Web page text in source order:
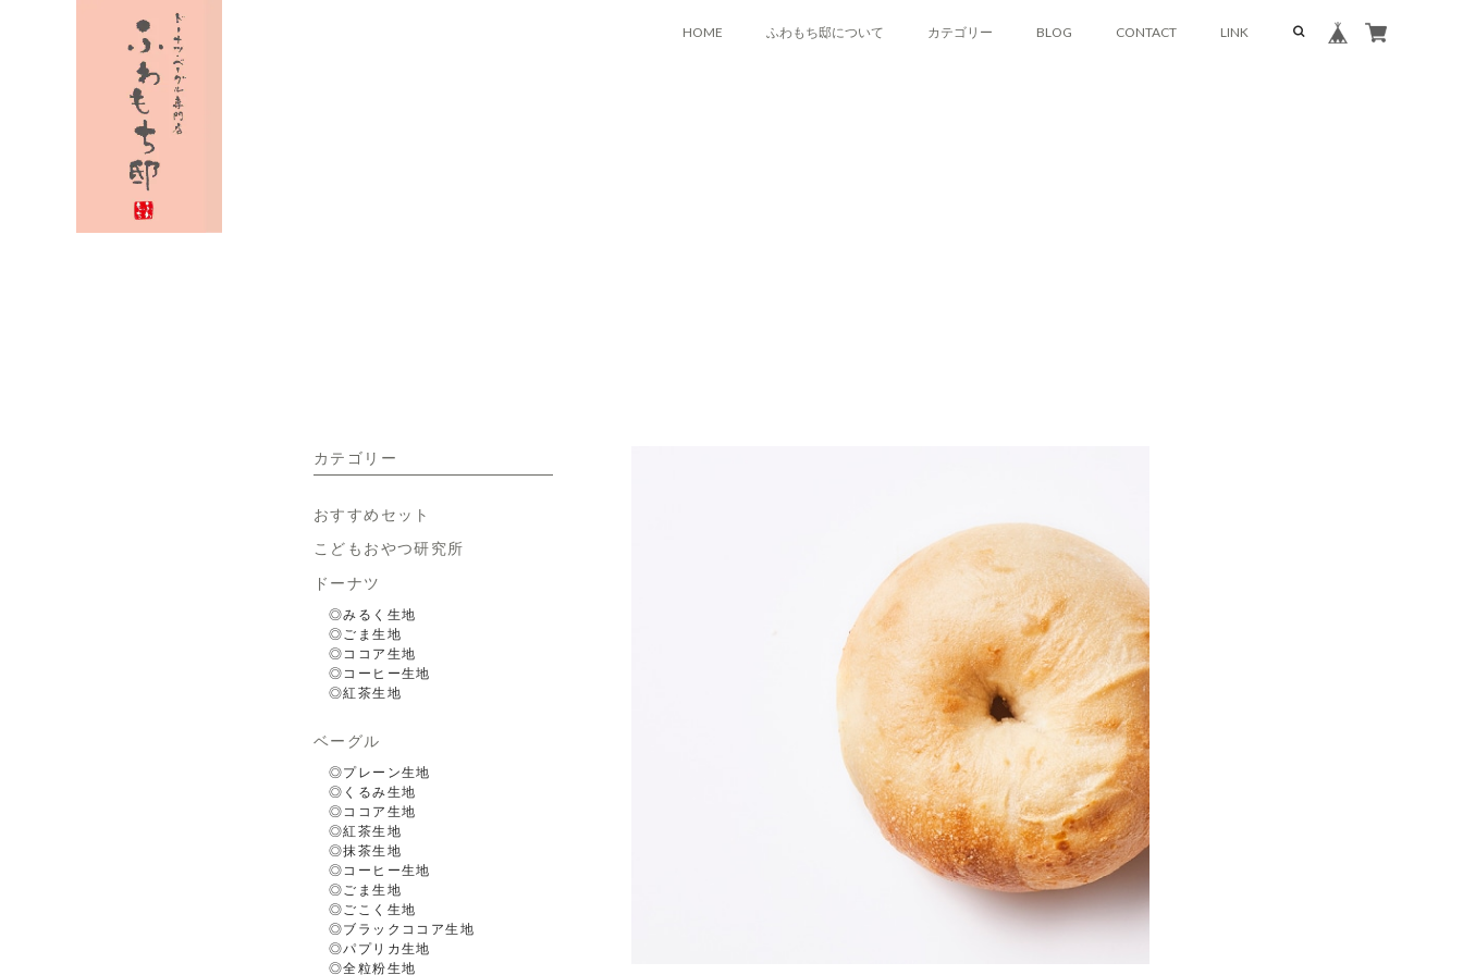
HOME ふわもち邸について カテゴリー
◎ごま生地
◎ごこく生地
◎ブラックココア生地
◎パプリカ生地
◎全粒粉生地
◎一升ベーグル
BLOG CONTACT LINK
カテゴリー
おすすめセット
こどもおやつ研究所
ドーナツ
◎みるく生地
◎ごま生地
◎ココア生地
◎コーヒー生地
◎紅茶生地
ベーグル
◎プレーン生地
◎くるみ生地
◎ココア生地
◎紅茶生地
◎抹茶生地
◎コーヒー生地
◎ごま生地
◎ごこく生地
◎ブラックココア生地
◎パプリカ生地
◎全粒粉生地